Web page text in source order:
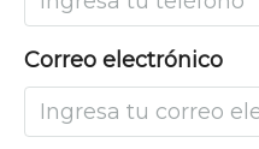
Correo electrónico